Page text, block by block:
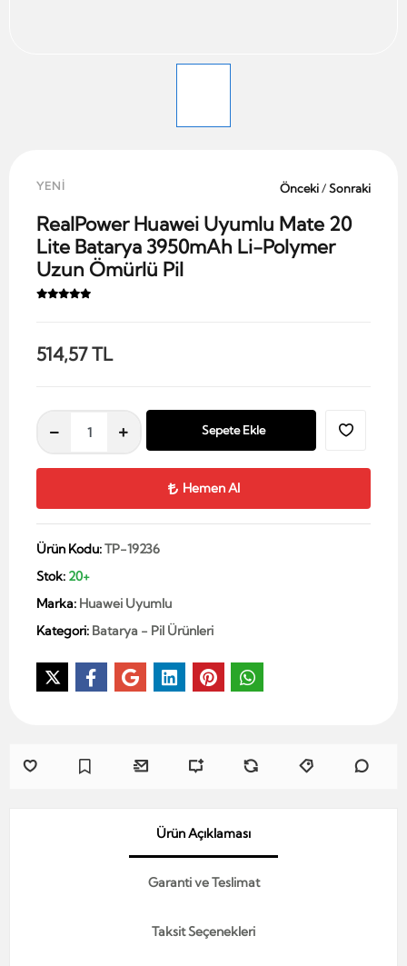
YENİ Önceki/Sonraki
RealPower Huawei Uyumlu Mate 20
Lite Batarya 3950mAh Li-Polymer
Uzun Ömürlü Pil
514,57 TL
Sepete Ekle
Hemen Al
Ürün Kodu:TP-19236
Stok: 20+
Marka: Huawei Uyumlu
Kategori: Batarya - Pil Ürünleri
Ürün Açıklaması
Garanti ve Teslimat
Taksit Seçenekleri